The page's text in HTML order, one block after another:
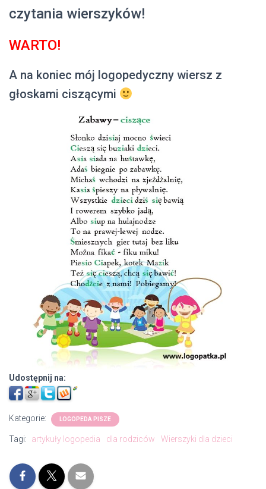
czytania wierszyków!
WARTO!
A na koniec mój logopedyczny wiersz z
głoskami ciszącymi
Udostępnij na:
Kategorie: LOGOPEDA PISZE
Tagi: artykuły logopedia dla rodziców Wierszyki dla dzieci